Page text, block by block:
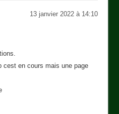
13 janvier 2022 à 14:10
cest en cours mais une page